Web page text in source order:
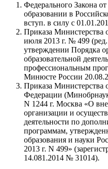
Федерального Закона
образовании в
вступ. в силу с
Приказа Министерства
июля 2013 г. № 499
утверждении Порядка
образовательной
профессиональным
Минюсте России
Приказа Министерства
Федерации
N 1244 г. Москва «О
организации и
деятельности по
программам,
образования и науки
2013 г. N 499»
14.081.2014 № 31014).